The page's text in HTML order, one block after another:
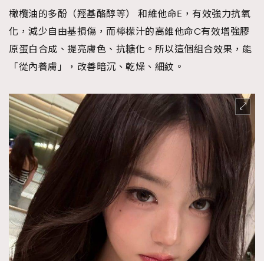
橄欖油的多酚（羥基酪醇等） 和維他命E，有效強力抗氧
化，減少自由基損傷，而檸檬汁的高維他命C有效增強膠
原蛋白合成、提亮膚色、抗糖化。所以這個組合效果，能
「從內養膚」，改善暗沉、乾燥、細紋。